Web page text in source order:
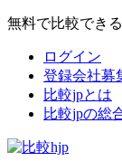
無料で比較でき
ログイン
登録会社募
比較jpとは
比較jpの総